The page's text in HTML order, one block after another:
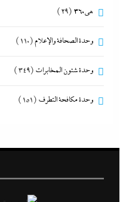
هى360 (29)
وحدة الصحافة والإعلام(110)
وحدة شئون المخابرات (349)
وحدة مكافحة التطرف (151)